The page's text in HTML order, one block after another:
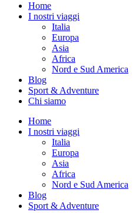
Home
I nostri viaggi
Italia
Europa
Asia
Africa
Nord e Sud America
Blog
Sport & Adventure
Chi siamo
Home
I nostri viaggi
Italia
Europa
Asia
Africa
Nord e Sud America
Blog
Sport & Adventure